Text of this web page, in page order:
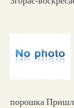
порошка